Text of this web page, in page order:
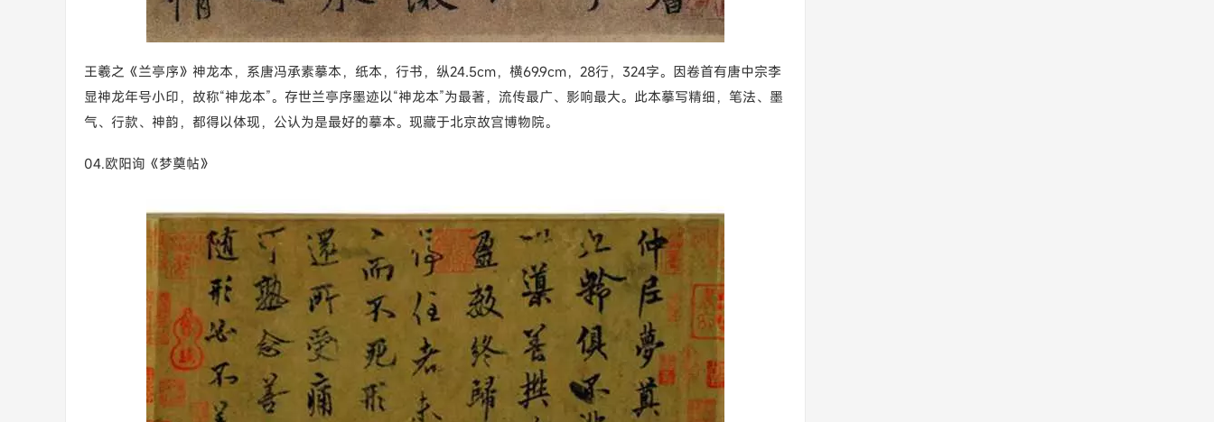
王羲之《兰亭序》神龙本，系唐冯承素摹本，纸本，行书，纵24.5cm，横69.9cm，28行，324字。因卷首有唐中宗李
显神龙年号小印，故称“神龙本”。存世兰亭序墨迹以“神龙本”为最著，流传最广、影响最大。此本摹写精细，笔法、墨
气、行款、神韵，都得以体现，公认为是最好的摹本。现藏于北京故宫博物院。
04.欧阳询《梦奠帖》